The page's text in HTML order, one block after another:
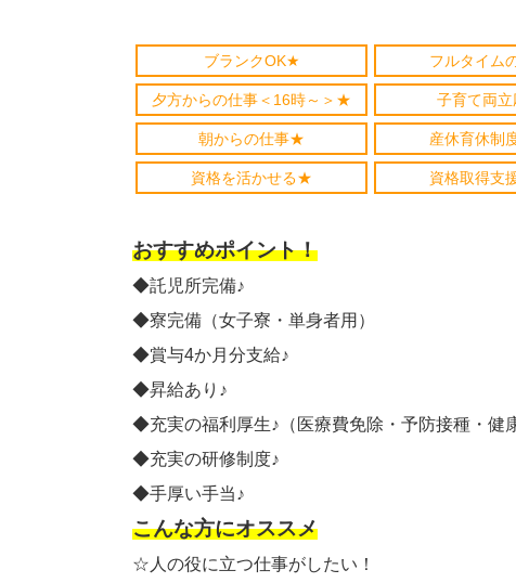
ブランクOK★ フルタイム
夕方からの仕事＜16時～＞★ 子育て両立
朝からの仕事★ 産休育休制
資格を活かせる★ 資格取得支
おすすめポイント！
◆託児所完備♪
◆寮完備（女子寮・単身者用）
◆賞与4か月分支給♪
◆昇給あり♪
◆充実の福利厚生♪（医療費免除・予防接種・
◆充実の研修制度♪
◆手厚い手当♪
こんな方にオススメ
☆人の役に立つ仕事がしたい！